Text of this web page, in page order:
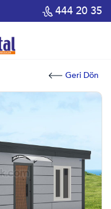
444 20 35
Geri Dön